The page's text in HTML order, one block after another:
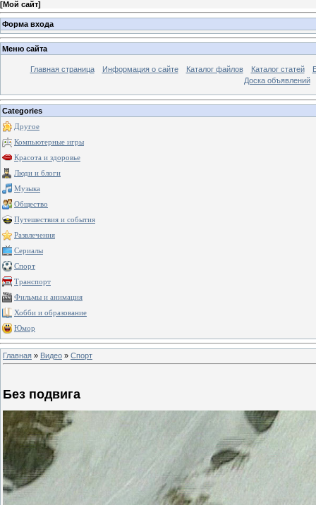
[Мой сайт]
Форма входа
Меню сайта
Главная страница Информация о сайте Каталог файлов Каталог статей
Доска объявлений
Categories
Другое
Компьютерные игры
Красота и здоровье
Люди и блоги
Музыка
Общество
Путешествия и события
Развлечения
Сериалы
Спорт
Транспорт
Фильмы и анимация
Хобби и образование
Юмор
Главная » Видео » Спорт
Без подвига